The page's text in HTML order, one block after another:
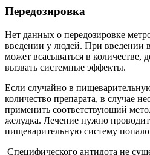
Передозировка
Нет данных о передозировке
введении у людей. При введении
может всасываться в количестве,
вызвать системные эффекты.
Если случайно в
количество препарата, в случае
применить соответствующий
желудка. Лечение нужно
пищеварительную систему попало
Специфического антидота не